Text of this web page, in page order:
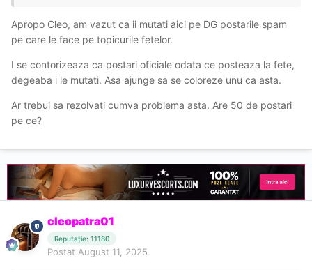
Apropo Cleo, am vazut ca ii mutati aici pe DG postarile spam
pe care le face pe topicurile fetelor.
I se contorizeaza ca postari oficiale odata ce posteaza la fete,
degeaba i le mutati. Asa ajunge sa se coloreze unu ca asta.
Ar trebui sa rezolvati cumva problema asta. Are 50 de postari
pe ce?
cleopatra01
Reputație: 11180
Postat August 11, 2025